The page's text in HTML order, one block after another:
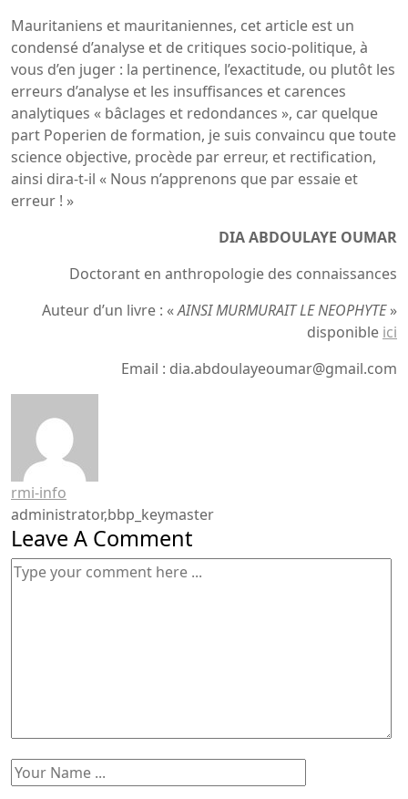
Mauritaniens et mauritaniennes, cet article est un
condensé d’analyse et de critiques socio-politique, à
vous d’en juger : la pertinence, l’exactitude, ou plutôt les
erreurs d’analyse et les insuffisances et carences
analytiques « bâclages et redondances », car quelque
part Poperien de formation, je suis convaincu que toute
science objective, procède par erreur, et rectification,
ainsi dira-t-il « Nous n’apprenons que par essaie et
erreur ! »
DIA ABDOULAYE OUMAR
Doctorant en anthropologie des connaissances
Auteur d’un livre : «AINSI MURMURAIT LE NEOPHYTE»
disponible ici
Email : dia.abdoulayeoumar@gmail.com
rmi-info
administrator,bbp_keymaster
Leave A Comment